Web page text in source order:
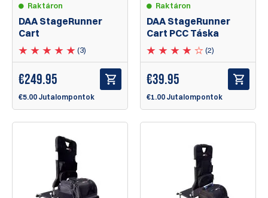
Raktáron
DAA StageRunner
Cart
(3)
€249.95
€5.00 Jutalompontok
Raktáron
DAA StageRunner
Cart PCC Táska
(2)
€39.95
€1.00 Jutalompontok